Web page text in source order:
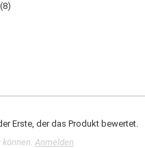
Erste, der das Produkt bewertet.
Anmelden